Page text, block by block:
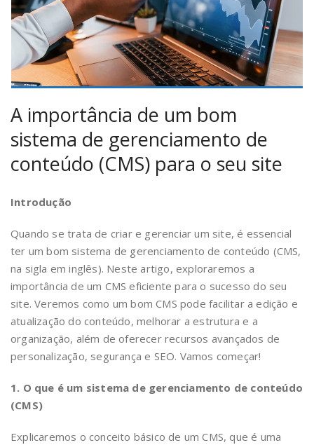
A importância de um bom
sistema de gerenciamento de
conteúdo (CMS) para o seu site
Introdução
Quando se trata de criar e gerenciar um site, é essencial
ter um bom sistema de gerenciamento de conteúdo (CMS,
na sigla em inglês). Neste artigo, exploraremos a
importância de um CMS eficiente para o sucesso do seu
site. Veremos como um bom CMS pode facilitar a edição e
atualização do conteúdo, melhorar a estrutura e a
organização, além de oferecer recursos avançados de
personalização, segurança e SEO. Vamos começar!
1. O que é um sistema de gerenciamento de conteúdo
(CMS)
Explicaremos o conceito básico de um CMS, que é uma